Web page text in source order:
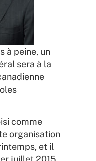
à peine, un
sera à la
comme
organisation
et il